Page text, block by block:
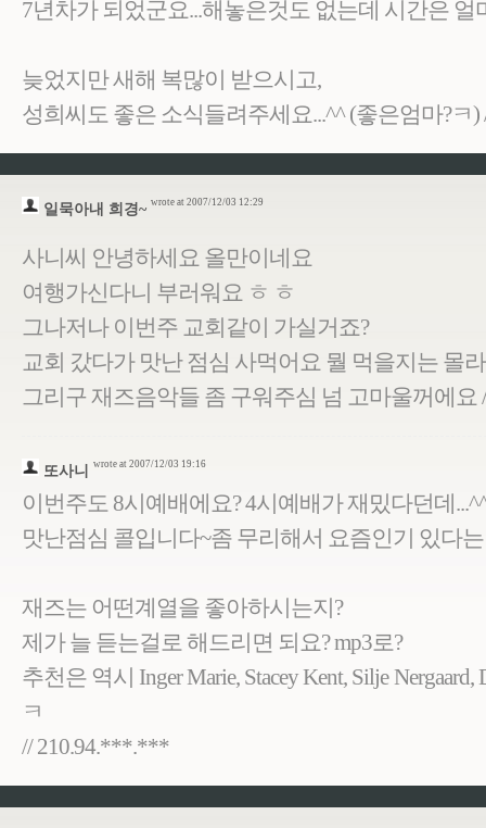
7년차가 되었군요...해놓은것도 없는데 시간은 얼
늦었지만 새해 복많이 받으시고,
성희씨도 좋은 소식들려주세요...^^ (좋은엄마?ㅋ
일묵아내 희경~ wrote at 2007/12/03 12:29
사니씨 안녕하세요 올만이네요
여행가신다니 부러워요 ㅎ ㅎ
그나저나 이번주 교회같이 가실거죠?
교회 갔다가 맛난 점심 사먹어요 뭘 먹을지는 몰
그리구 재즈음악들 좀 구워주심 넘 고마울꺼에
또사니 wrote at 2007/12/03 19:16
이번주도 8시예배에요? 4시예배가 재밌다던데
맛난점심 콜입니다~좀 무리해서 요즘인기 있다
재즈는 어떤계열을 좋아하시는지?
제가 늘 듣는걸로 해드리면 되요? mp3로?
추천은 역시 Inger Marie, Stacey Kent, Silje
ㅋ
// 210.94.***.***